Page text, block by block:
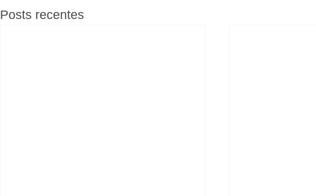
Posts recentes